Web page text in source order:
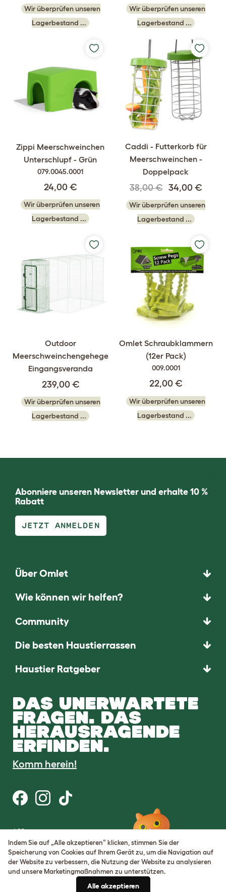
Wir überprüfen unseren
Lagerbestand ...
Wir überprüfen unseren
Lagerbestand ...
Zippi Meerschweinchen
Unterschlupf - Grün
079.0045.0001
24,00 €
Wir überprüfen unseren
Lagerbestand ...
Caddi - Futterkorb für
Meerschweinchen -
Doppelpack
38,00 € 34,00 €
Wir überprüfen unseren
Lagerbestand ...
Outdoor
Meerschweinchengehege
Eingangsveranda
239,00 €
Wir überprüfen unseren
Lagerbestand ...
Omlet Schraubklammern
(12er Pack)
009.0001
22,00 €
Wir überprüfen unseren
Lagerbestand ...
Abonniere unseren Newsletter und erhalte 10 %
Rabatt
JETZT ANMELDEN
Über Omlet
Wie können wir helfen?
Community
Die besten Haustierrassen
Haustier Ratgeber
DAS UNERWARTETE
FRAGEN. DAS
HERAUSRAGENDE
ERFINDEN.
Komm herein!
AGB
Datenschutz
Cookie Settings
Sitemap
Indem Sie auf „Alle akzeptieren“ klicken, stimmen Sie der
Speicherung von Cookies auf Ihrem Gerät zu, um die Navigation auf
der Website zu verbessern, die Nutzung der Website zu analysieren
und unsere Marketingmaßnahmen zu unterstützen.
Alle akzeptieren